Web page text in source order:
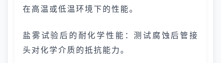
在高温或低温环境下的性能。
盐雾试验后的耐化学性能：测试腐蚀后管接
头对化学介质的抵抗能力。